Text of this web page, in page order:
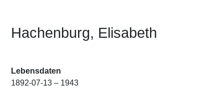
Hachenburg, Elisabeth
Lebensdaten
1892-07-13 – 1943